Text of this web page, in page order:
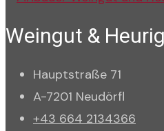
Weingut &
Hauptstraße 71
A-7201 Neudörfl
+43 664 2134366